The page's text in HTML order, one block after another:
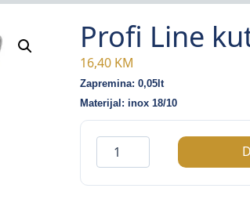
Profi Line
16,40 KM
Zapremina: 0,05lt
Materijal: inox 18/10
Profi
Line
kutlača